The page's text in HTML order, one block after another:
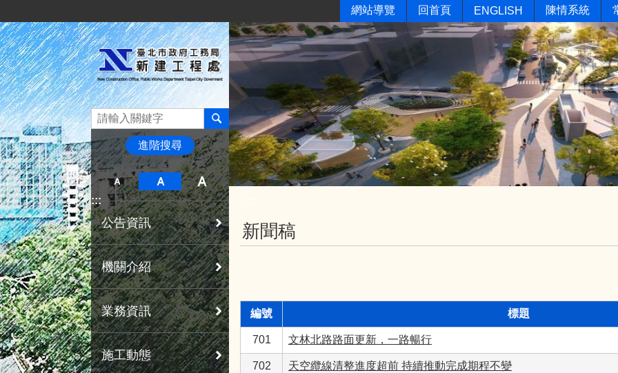
網站導覽 回首頁 ENGLISH 陳情系統
進階搜尋
:::
公告資訊
機關介紹
業務資訊
施工動態
新聞稿
編號 標題
701 文林北路路面更新，一路暢行
702 天空纜線清整進度超前 持續推動完成期程不變